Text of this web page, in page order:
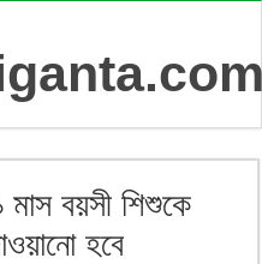
মাস বয়সী শিশুকে
হবে